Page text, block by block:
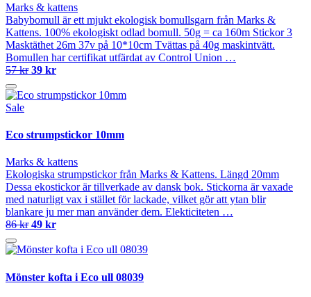
Marks & kattens
Babybomull är ett mjukt ekologisk bomullsgarn från Marks &
Kattens. 100% ekologiskt odlad bomull. 50g = ca 160m Stickor 3
Masktäthet 26m 37v på 10*10cm Tvättas på 40g maskintvätt.
Bomullen har certifikat utfärdat av Control Union …
57 kr 39 kr
Sale
Eco strumpstickor 10mm
Marks & kattens
Ekologiska strumpstickor från Marks & Kattens. Längd 20mm
Dessa ekostickor är tillverkade av dansk bok. Stickorna är vaxade
med naturligt vax i stället för lackade, vilket gör att ytan blir
blankare ju mer man använder dem. Elekticiteten …
86 kr 49 kr
Mönster kofta i Eco ull 08039